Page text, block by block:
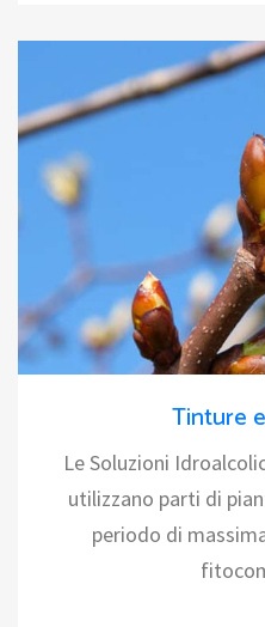
Tinture
Le Soluzioni
utilizzano parti di
periodo di